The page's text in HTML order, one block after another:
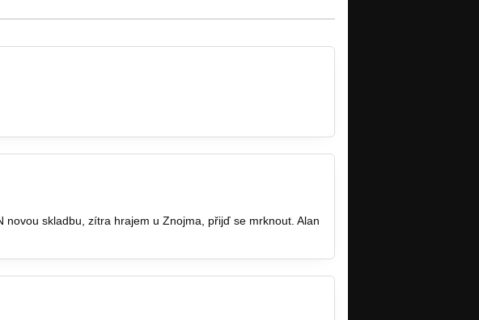
novou skladbu, zítra hrajem u Znojma, přijď se mrknout. Alan